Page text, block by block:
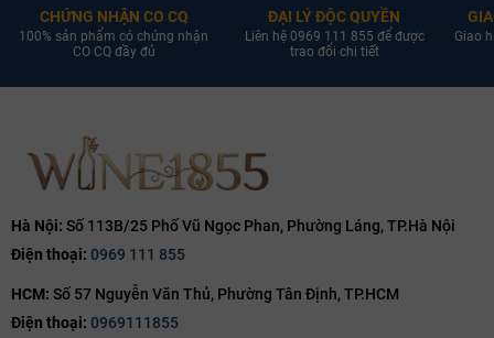
CHỨNG NHẬN CO CQ
100% sản phẩm có chứng nhận
CO CQ đầy đủ
ĐẠI LÝ ĐỘC QUYỀN
Liên hệ 0969 111 855 để được
trao đổi chi tiết
Giao
Hà Nội: Số 113B/25 Phố Vũ Ngọc Phan, Phường Láng, TP.Hà Nội
Điện thoại: 0969 111 855
HCM: Số 57 Nguyễn Văn Thủ, Phường Tân Định, TP.HCM
Điện thoại: 0969111855